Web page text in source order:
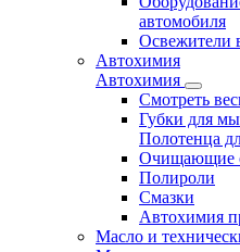
автомобиля
Освежители
Автохимия
Автохимия
Смотреть
Губки для
Полотенца
Очищающие
Полироли
Смазки
Автохимия
Масло и